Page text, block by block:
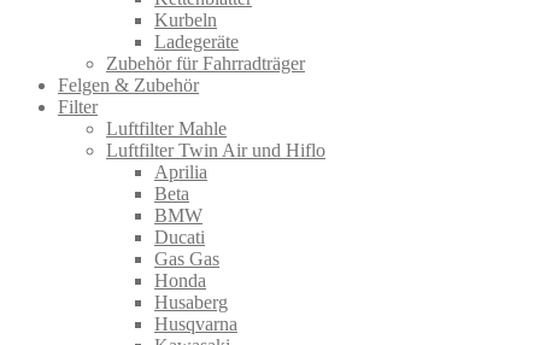
Kurbeln
Ladegeräte
Zubehör für Fahrradträger
Felgen & Zubehör
Filter
Luftfilter Mahle
Luftfilter Twin Air und Hiflo
Aprilia
Beta
BMW
Ducati
Gas Gas
Honda
Husaberg
Husqvarna